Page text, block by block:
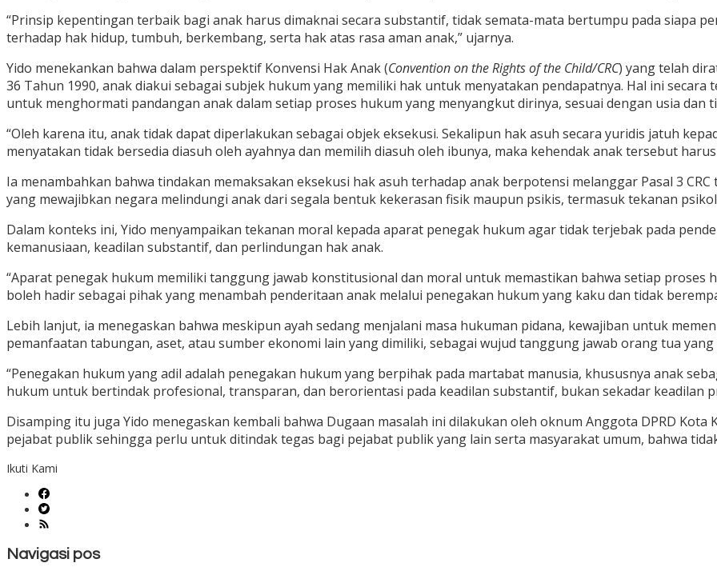
‎“Prinsip kepentingan terbaik bagi anak harus dimaknai secara substantif, tidak semata-mata bertumpu pada siapa
terhadap hak hidup, tumbuh, berkembang, serta hak atas rasa aman anak,” ujarnya.
‎Yido menekankan bahwa dalam perspektif Konvensi Hak Anak (Convention on the Rights of the Child/CRC) yang telah
36 Tahun 1990, anak diakui sebagai subjek hukum yang memiliki hak untuk menyatakan pendapatnya. Hal ini secara
untuk menghormati pandangan anak dalam setiap proses hukum yang menyangkut dirinya, sesuai dengan usia dan
“Oleh karena itu, anak tidak dapat diperlakukan sebagai objek eksekusi. Sekalipun hak asuh secara yuridis jatuh
menyatakan tidak bersedia diasuh oleh ayahnya dan memilih diasuh oleh ibunya, maka kehendak anak tersebut
‎Ia menambahkan bahwa tindakan memaksakan eksekusi hak asuh terhadap anak berpotensi melanggar Pasal 3
yang mewajibkan negara melindungi anak dari segala bentuk kekerasan fisik maupun psikis, termasuk tekanan
‎Dalam konteks ini, Yido menyampaikan tekanan moral kepada aparat penegak hukum agar tidak terjebak pada
kemanusiaan, keadilan substantif, dan perlindungan hak anak.
‎“Aparat penegak hukum memiliki tanggung jawab konstitusional dan moral untuk memastikan bahwa setiap proses
boleh hadir sebagai pihak yang menambah penderitaan anak melalui penegakan hukum yang kaku dan tidak
‎Lebih lanjut, ia menegaskan bahwa meskipun ayah sedang menjalani masa hukuman pidana, kewajiban untuk
pemanfaatan tabungan, aset, atau sumber ekonomi lain yang dimiliki, sebagai wujud tanggung jawab orang tua
‎“Penegakan hukum yang adil adalah penegakan hukum yang berpihak pada martabat manusia, khususnya anak
hukum untuk bertindak profesional, transparan, dan berorientasi pada keadilan substantif, bukan sekadar keadilan
Disamping itu juga Yido menegaskan kembali bahwa Dugaan masalah ini dilakukan oleh oknum Anggota DPRD
pejabat publik sehingga perlu untuk ditindak tegas bagi pejabat publik yang lain serta masyarakat umum, bahwa
Ikuti Kami
Navigasi pos